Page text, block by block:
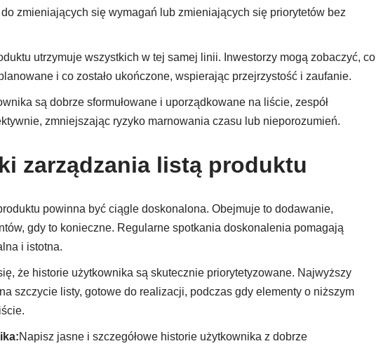
zmieniających się wymagań lub zmieniających się priorytetów bez
utrzymuje wszystkich w tej samej linii. Inwestorzy mogą zobaczyć, co
i co zostało ukończone, wspierając przejrzystość i zaufanie.
są dobrze sformułowane i uporządkowane na liście, zespół
zmniejszając ryzyko marnowania czasu lub nieporozumień.
zarządzania listą produktu
powinna być ciągle doskonalona. Obejmuje to dodawanie,
gdy to konieczne. Regularne spotkania doskonalenia pomagają
i istotna.
że historie użytkownika są skutecznie priorytetyzowane. Najwyższy
szczycie listy, gotowe do realizacji, podczas gdy elementy o niższym
Napisz jasne i szczegółowe historie użytkownika z dobrze